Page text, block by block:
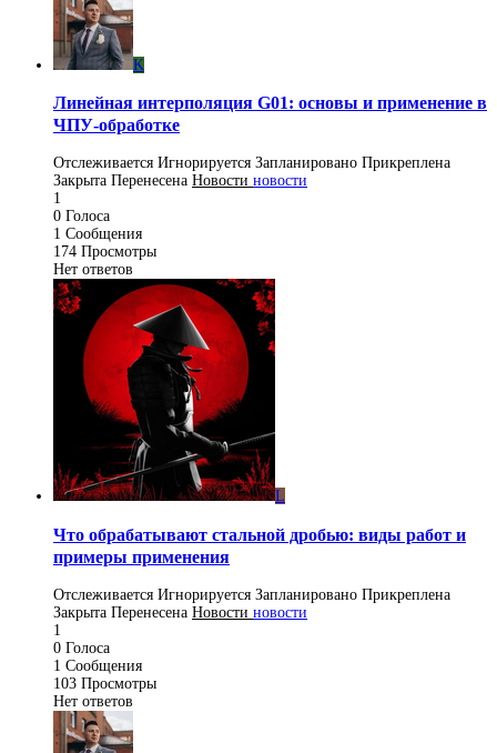
K
Линейная интерполяция G01: основы и применение в
ЧПУ-обработке
Отслеживается Игнорируется Запланировано Прикреплена
Закрыта Перенесена Новости новости
1
0 Голоса
1 Сообщения
174 Просмотры
Нет ответов
L
Что обрабатывают стальной дробью: виды работ и
примеры применения
Отслеживается Игнорируется Запланировано Прикреплена
Закрыта Перенесена Новости новости
1
0 Голоса
1 Сообщения
103 Просмотры
Нет ответов